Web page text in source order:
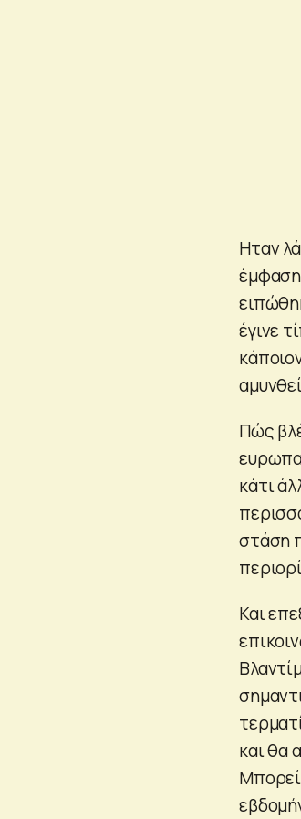
Ηταν
έγινε
Πώς
κάτι
στάση
Και
και θα
Μπορεί